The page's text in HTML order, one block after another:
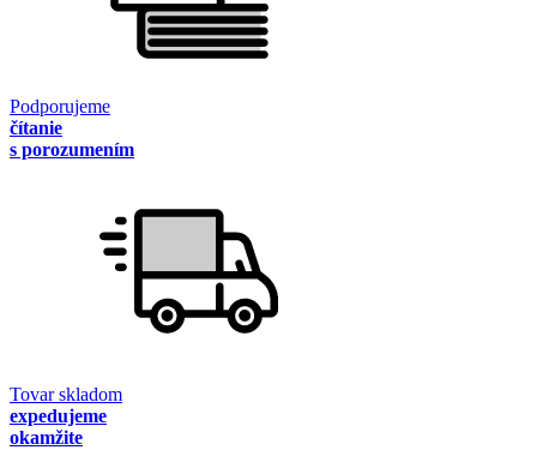
Podporujeme
čítanie
s porozumením
Tovar skladom
expedujeme
okamžite